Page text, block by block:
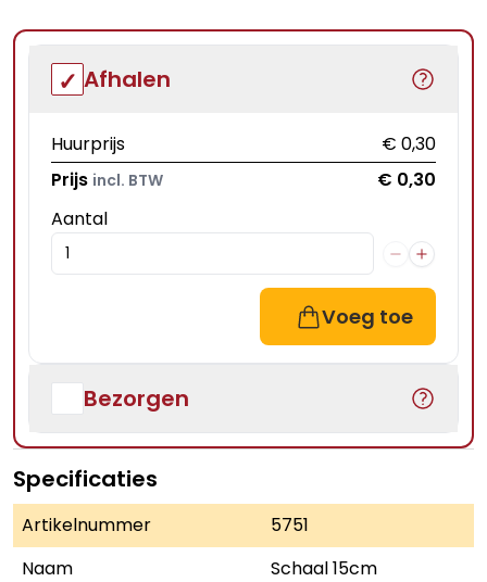
Afhalen
Huurprijs
€ 0,30
Prijs incl. BTW
€ 0,30
Aantal
Voeg toe
Bezorgen
Specificaties
Artikelnummer
5751
Naam
Schaal 15cm